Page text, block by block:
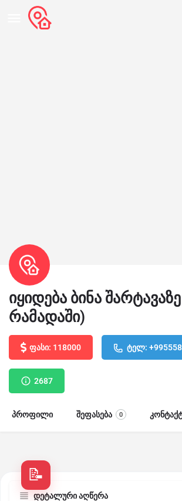
იყიდება ბინა
რამადაში)
ფასი: 118000 ტელ:
2687
პროფილი შეფასება 0
დეტალური აღწერა